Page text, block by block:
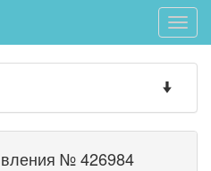
Toggle
Toggle
№ 426984